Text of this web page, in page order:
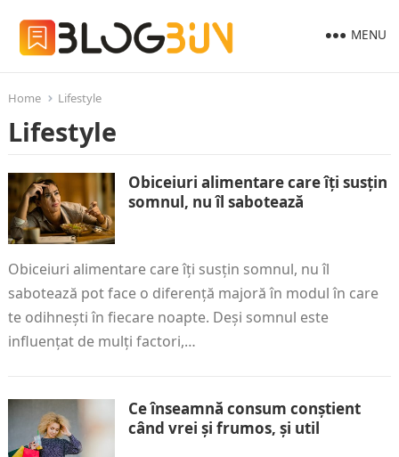
MENU
Home Lifestyle
Lifestyle
Obiceiuri alimentare care îți susțin
somnul, nu îl sabotează
Obiceiuri alimentare care îți susțin somnul, nu îl
sabotează pot face o diferență majoră în modul în care
te odihnești în fiecare noapte. Deși somnul este
influențat de mulți factori,…
Ce înseamnă consum conștient
când vrei și frumos, și util